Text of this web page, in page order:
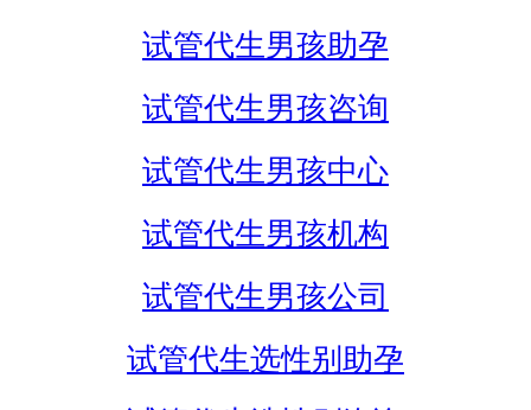
试管代生男孩助孕
试管代生男孩咨询
试管代生男孩中心
试管代生男孩机构
试管代生男孩公司
试管代生选性别助孕